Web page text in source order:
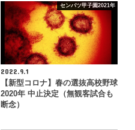
センバツ甲子園2021年
2022.9.1
【新型コロナ】春の選抜高校野球
2020年 中止決定（無観客試合も
断念）